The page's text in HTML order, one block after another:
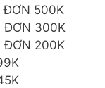
ĐƠN 500K
ĐƠN 300K
ĐƠN 200K